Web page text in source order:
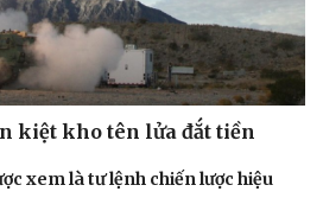
kiệt kho tên lửa đắt tiền
xem là tư lệnh chiến lược hiệu